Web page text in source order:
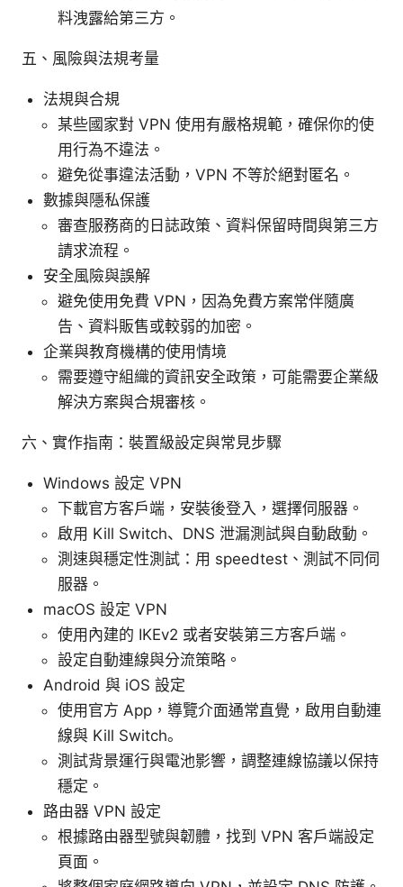
料洩露給第三方。
五、風險與法規考量
法規與合規
某些國家對 VPN 使用有嚴格規範，確保你的使
用行為不違法。
避免從事違法活動，VPN 不等於絕對匿名。
數據與隱私保護
審查服務商的日誌政策、資料保留時間與第三方
請求流程。
安全風險與誤解
避免使用免費 VPN，因為免費方案常伴隨廣
告、資料販售或較弱的加密。
企業與教育機構的使用情境
需要遵守組織的資訊安全政策，可能需要企業級
解決方案與合規審核。
六、實作指南：裝置級設定與常見步驟
Windows 設定 VPN
下載官方客戶端，安裝後登入，選擇伺服器。
啟用 Kill Switch、DNS 泄漏測試與自動啟動。
測速與穩定性測試：用 speedtest、測試不同伺
服器。
macOS 設定 VPN
使用內建的 IKEv2 或者安裝第三方客戶端。
設定自動連線與分流策略。
Android 與 iOS 設定
使用官方 App，導覽介面通常直覺，啟用自動連
線與 Kill Switch。
測試背景運行與電池影響，調整連線協議以保持
穩定。
路由器 VPN 設定
根據路由器型號與韌體，找到 VPN 客戶端設定
頁面。